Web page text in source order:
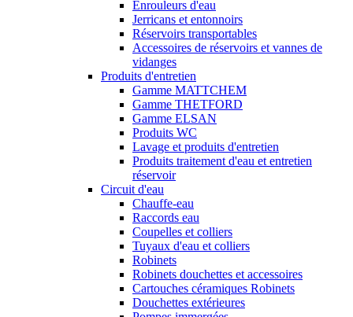
Enrouleurs d'eau
Jerricans et entonnoirs
Réservoirs transportables
Accessoires de réservoirs et vannes de
vidanges
Produits d'entretien
Gamme MATTCHEM
Gamme THETFORD
Gamme ELSAN
Produits WC
Lavage et produits d'entretien
Produits traitement d'eau et entretien
réservoir
Circuit d'eau
Chauffe-eau
Raccords eau
Coupelles et colliers
Tuyaux d'eau et colliers
Robinets
Robinets douchettes et accessoires
Cartouches céramiques Robinets
Douchettes extérieures